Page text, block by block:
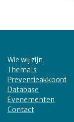
Wie wij zijn
Thema's
Preventieakkoord
Database
Evenementen
Contact